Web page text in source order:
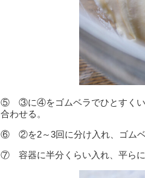
⑤ ③に④をゴムベラでひとすくい
合わせる。
⑥ ②を2～3回に分け入れ、ゴムベ
⑦ 容器に半分くらい入れ、平らに